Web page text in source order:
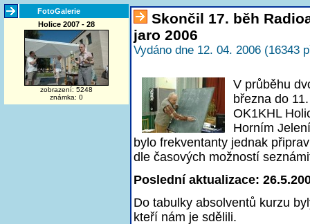
FotoGalerie
Holice 2007 - 28
zobrazení: 5248
známka: 0
Skončil 17. běh
jaro 2006
Vydáno dne 12. 04. 2006 (16343
V průběhu
března do
OK1KHL
Horním
bylo frekventanty jednak
dle časových možností
Poslední aktualizace:
Do tabulky absolventů kurzu
kteří nám je sdělili.